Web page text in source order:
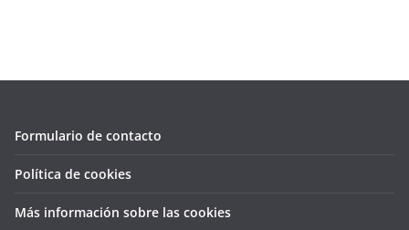
Formulario de contacto
Política de cookies
Más información sobre las cookies